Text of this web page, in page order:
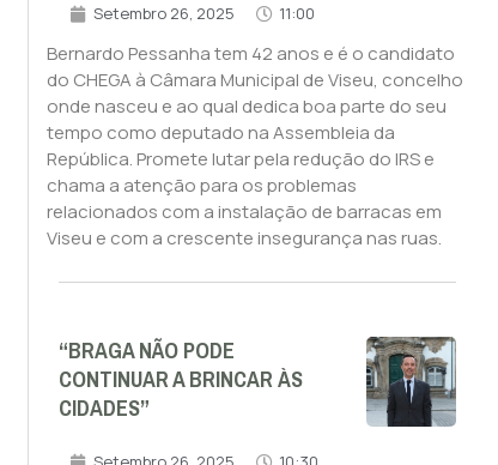
Setembro 26, 2025 11:00
Bernardo Pessanha tem 42 anos e é o candidato
do CHEGA à Câmara Municipal de Viseu, concelho
onde nasceu e ao qual dedica boa parte do seu
tempo como deputado na Assembleia da
República. Promete lutar pela redução do IRS e
chama a atenção para os problemas
relacionados com a instalação de barracas em
Viseu e com a crescente insegurança nas ruas.
“BRAGA NÃO PODE
CONTINUAR A BRINCAR ÀS
CIDADES”